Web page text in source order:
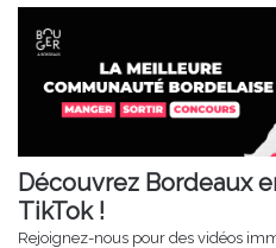
Découvrez Bordeaux
TikTok !
Rejoignez-nous pour des vidéos